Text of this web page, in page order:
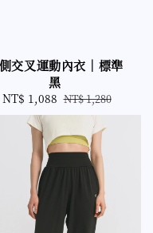
交叉運動內衣｜標準
黑
Sale
price
NT$ 1,088 Regular
price
NT$ 1,280